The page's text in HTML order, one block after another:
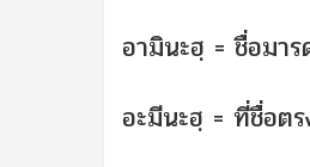
อามินะฮฺ = ชื่อมา
อะมีนะฮฺ = ที่ชื่อต